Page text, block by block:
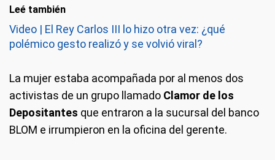
Leé también
Video | El Rey Carlos III lo hizo otra vez: ¿qué
polémico gesto realizó y se volvió viral?
La mujer estaba acompañada por al menos dos
activistas de un grupo llamado Clamor de los
Depositantes que entraron a la sucursal del banco
BLOM e irrumpieron en la oficina del gerente.